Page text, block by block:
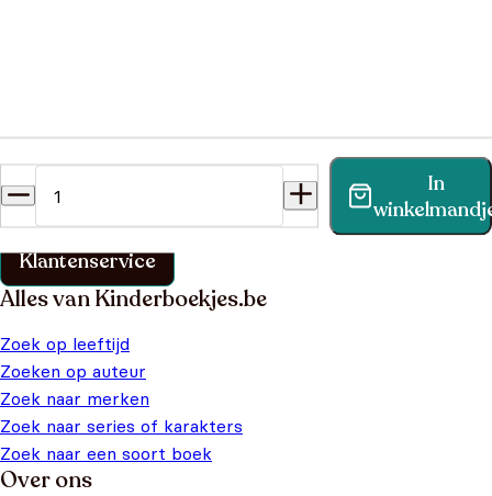
In
Vind binnen no-time antwoord op je vraag op onze
klantenservice pagina.
Klantenservice
Alles van Kinderboekjes.be
Zoek op leeftijd
Zoeken op auteur
Zoek naar merken
Zoek naar series of karakters
Zoek naar een soort boek
Over ons